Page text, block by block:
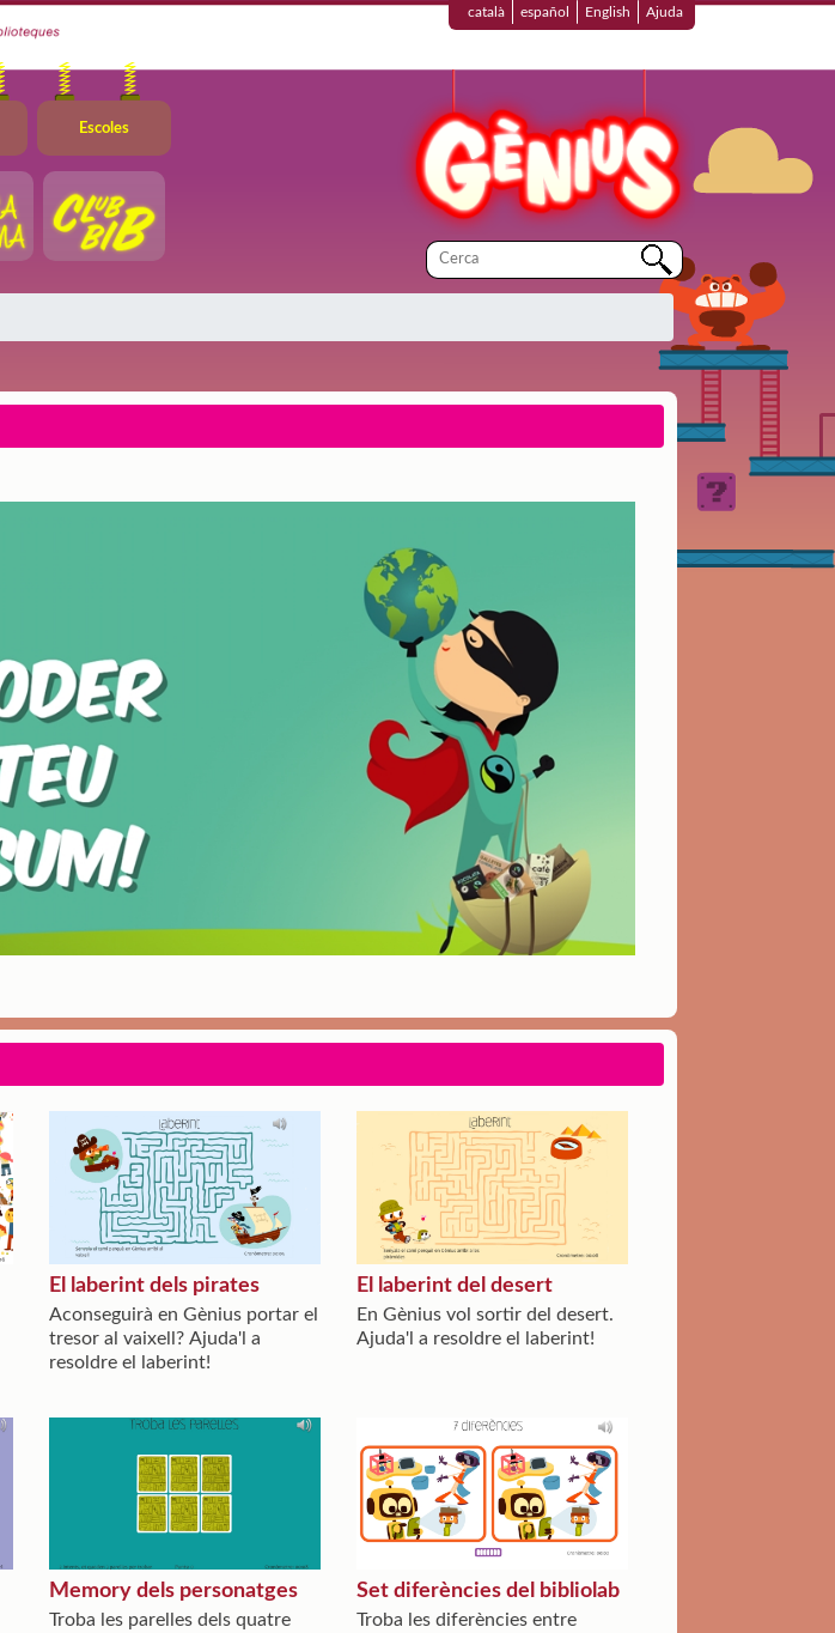
català español English Ajuda
Escoles
El laberint dels pirates
Aconseguirà en Gènius portar el
tresor al vaixell? Ajuda'l a
resoldre el laberint!
El laberint del desert
En Gènius vol sortir del desert.
Ajuda'l a resoldre el laberint!
Memory dels personatges
Troba les parelles dels quatre
Set diferències del bibliolab
Troba les diferències entre